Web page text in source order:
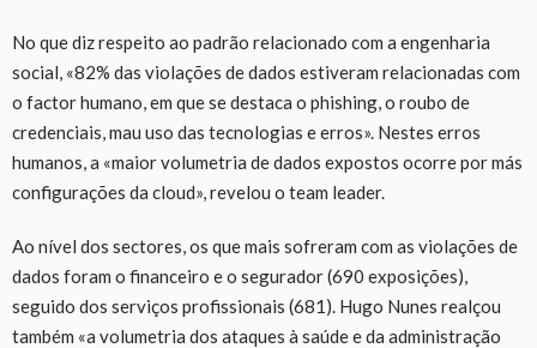
No que diz respeito ao padrão relacionado com a engenharia
social, «82% das violações de dados estiveram relacionadas com
o factor humano, em que se destaca o phishing, o roubo de
credenciais, mau uso das tecnologias e erros». Nestes erros
humanos, a «maior volumetria de dados expostos ocorre por más
configurações da cloud», revelou o team leader.
Ao nível dos sectores, os que mais sofreram com as violações de
dados foram o financeiro e o segurador (690 exposições),
seguido dos serviços profissionais (681). Hugo Nunes realçou
também «a volumetria dos ataques à saúde e da administração